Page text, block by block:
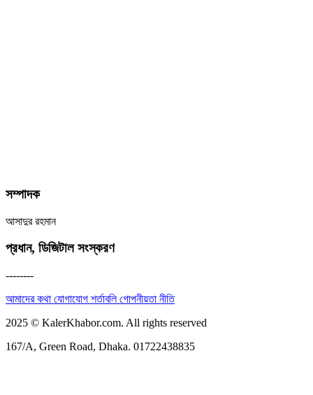
সম্পাদক
আসাদুর রহমান
প্রধান, ডিজিটাল সংস্করণ
--------
আমাদের কথা যোগাযোগ শর্তাবলিগোপনীয়তা নীতি
2025 © KalerKhabor.com. All rights reserved
167/A, Green Road, Dhaka. 01722438835